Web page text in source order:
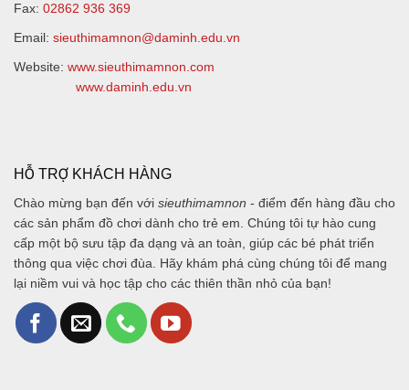
Fax: 02862 936 369
Email: sieuthimamnon@daminh.edu.vn
Website: www.sieuthimamnon.com
www.daminh.edu.vn
HỖ TRỢ KHÁCH HÀNG
Chào mừng bạn đến với sieuthimamnon - điểm đến hàng đầu cho
các sản phẩm đồ chơi dành cho trẻ em. Chúng tôi tự hào cung
cấp một bộ sưu tập đa dạng và an toàn, giúp các bé phát triển
thông qua việc chơi đùa. Hãy khám phá cùng chúng tôi để mang
lại niềm vui và học tập cho các thiên thần nhỏ của bạn!